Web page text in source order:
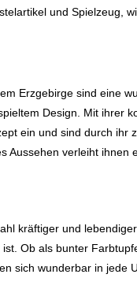
und Spielzeug,
Erzgebirge sind eine
Design. Mit ihrer
ein und sind durch ihr
Aussehen verleiht ihnen
kräftiger und
Ob als bunter
sich wunderbar in jede